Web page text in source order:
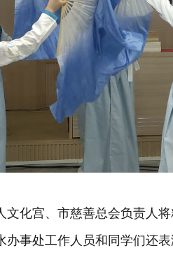
文化宫、市慈善总会负责人
办事处工作人员和同学们还